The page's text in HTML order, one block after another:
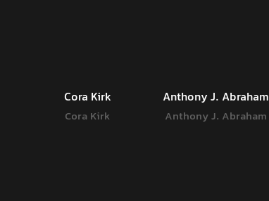
Anthony J. Abraham
Anthony J. Abraham
Cora Kirk
Cora Kirk